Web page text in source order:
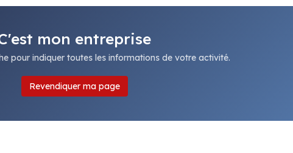
mon entreprise
pour indiquer toutes les informations de votre activité.
Revendiquer ma page